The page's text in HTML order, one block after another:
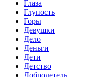
Глаза
Глупость
Горы
Девушки
Дело
Деньги
Дети
Детство